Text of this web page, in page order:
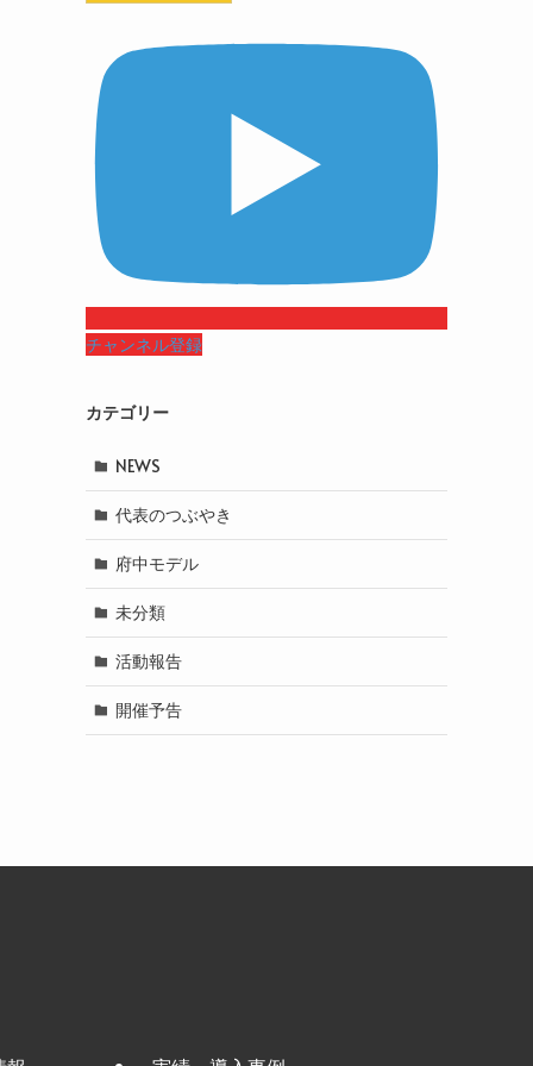
チャンネル登録
カテゴリー
NEWS
代表のつぶやき
府中モデル
未分類
活動報告
開催予告